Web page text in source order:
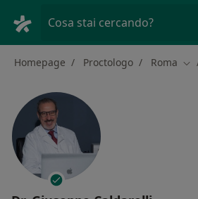
Cosa stai cercando?
Homepage Proctologo Roma